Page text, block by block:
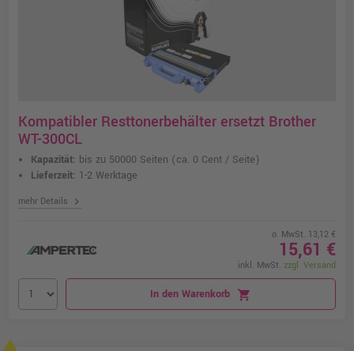
Kompatibler Resttonerbehälter ersetzt Brother
WT-300CL
Kapazität: bis zu 50000 Seiten (ca. 0 Cent / Seite)
Lieferzeit: 1-2 Werktage
mehr Details chevron_right
o. MwSt. 13,12 €
15,61 €
inkl. MwSt. zzgl. Versand
In den Warenkorb shopping_cart